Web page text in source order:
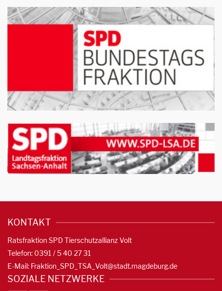
KONTAKT
Ratsfraktion SPD Tierschutzallianz Volt
Telefon: 0391 / 5 40 27 31
E-Mail: Fraktion_SPD_TSA_Volt@stadt.magdeburg.de
SOZIALE NETZWERKE